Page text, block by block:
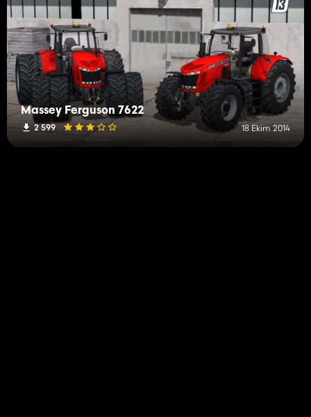
Massey Ferguson 7622
2 599 18 Ekim 2014